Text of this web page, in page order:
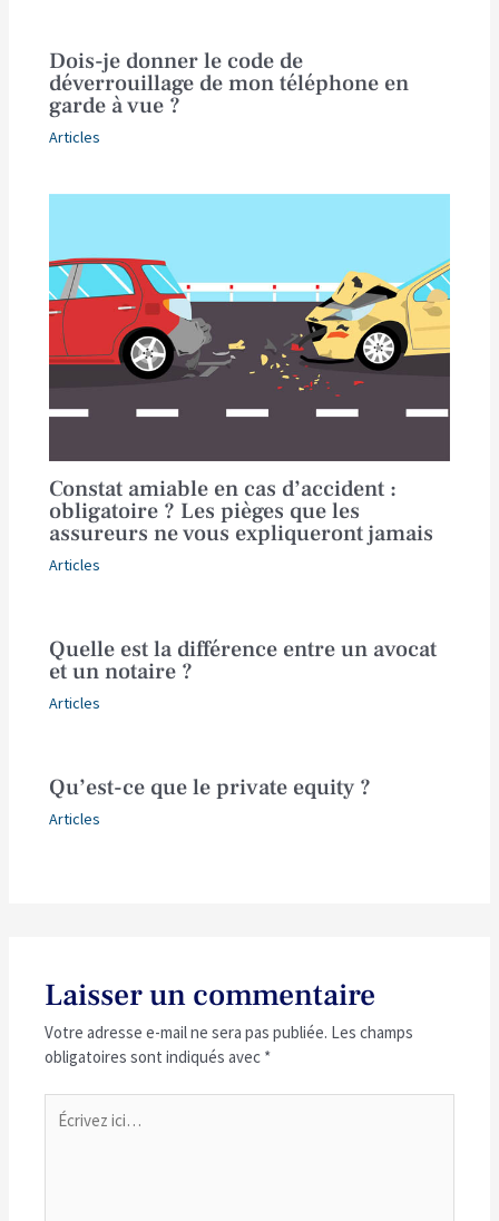
Dois-je donner le code de
déverrouillage de mon téléphone en
garde à vue ?
Articles
Constat amiable en cas d’accident :
obligatoire ? Les pièges que les
assureurs ne vous expliqueront jamais
Articles
Quelle est la différence entre un avocat
et un notaire ?
Articles
Qu’est-ce que le private equity ?
Articles
Laisser un commentaire
Votre adresse e-mail ne sera pas publiée. Les champs
obligatoires sont indiqués avec *
ici…